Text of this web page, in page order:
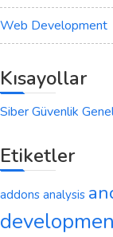
Web Development
Kısayollar
Siber Güvenlik
Etiketler
addons analysis